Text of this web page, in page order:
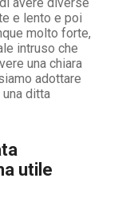
e lento e poi
molto forte,
intruso che
una chiara
adottare
ditta
utile